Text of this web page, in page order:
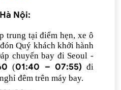
Nội:
trung tại điểm hẹn, xe ô
Quý khách khởi hành
chuyến bay đi Seoul -
0 (01:40 – 07:55) đi
đêm trên máy bay.